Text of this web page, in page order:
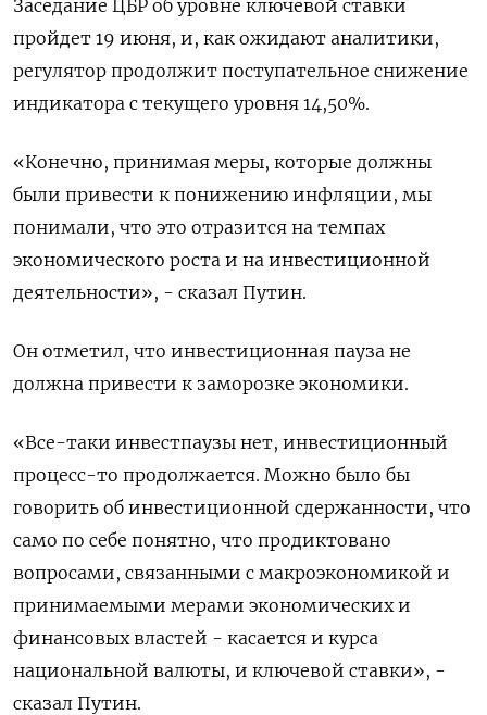
Заседание ЦБР об уровне ключевой ставки ​
пройдет 19 июня, и, как ожидают ​аналитики,
регулятор продолжит ​поступательное снижение
индикатора ⁠с текущего уровня 14,50%.
«Конечно, принимая меры, которые должны
были ‌привести к понижению инфляции, мы
понимали, ‌что это отразится на темпах
экономического роста и на инвестиционной
деятельности», - сказал Путин.
Он отметил, что ​инвестиционная пауза не
должна привести к заморозке экономики.
«Все-таки инвестпаузы нет, инвестиционный
‌процесс-то продолжается. Можно было бы
говорить об инвестиционной сдержанности, что
само по себе ​понятно, что продиктовано
вопросами, связанными с макроэкономикой и
принимаемыми мерами экономических и
финансовых ‌властей - касается и курса
национальной валюты, и ключевой ставки», -
сказал Путин.